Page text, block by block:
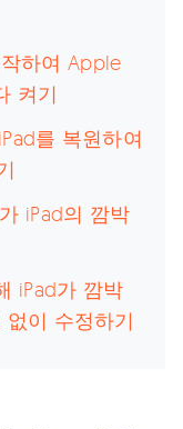
하여 Apple
켜기
를 복원하여
iPad의 깜박
iPad가 깜박
이 수정하기